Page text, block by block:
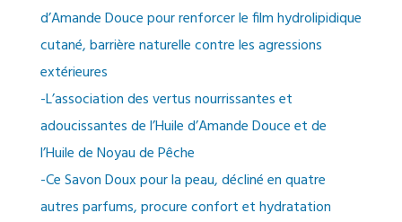
d’Amande Douce pour renforcer le film hydrolipidique
cutané, barrière naturelle contre les agressions
extérieures
-L’association des vertus nourrissantes et
adoucissantes de l’Huile d’Amande Douce et de
l’Huile de Noyau de Pêche
-Ce Savon Doux pour la peau, décliné en quatre
autres parfums, procure confort et hydratation